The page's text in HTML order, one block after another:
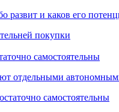
развит и каков его
самостоятельны
отдельными